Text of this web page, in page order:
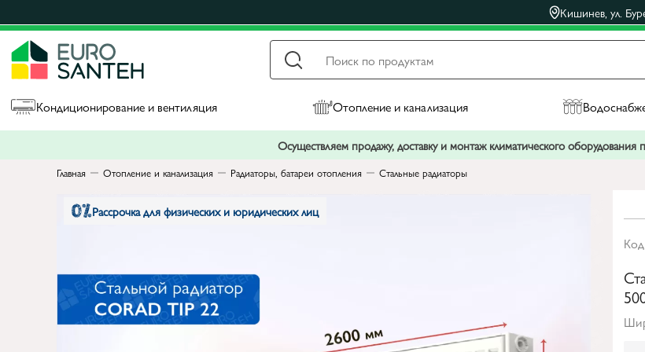
Кишинев, ул.
Кондиционирование и вентиляция Отопление и канализация
Осуществляем продажу, доставку и монтаж климатического оборудования
Главная Отопление и канализация Радиаторы, батареи отопления Стальные радиаторы
Рассрочка для физических и юридических лиц